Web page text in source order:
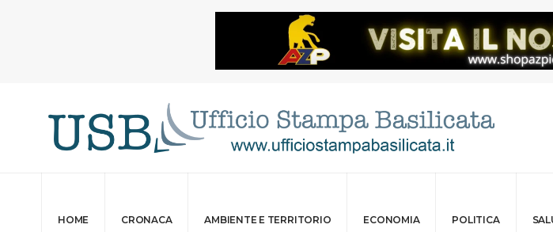
HOME CRONACA AMBIENTE E TERRITORIO ECONOMIA POLITICA